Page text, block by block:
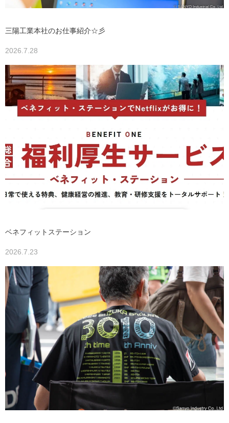
三陽工業本社のお仕事紹介☆彡
2026.7.28
ベネフィットステーション
2026.7.23